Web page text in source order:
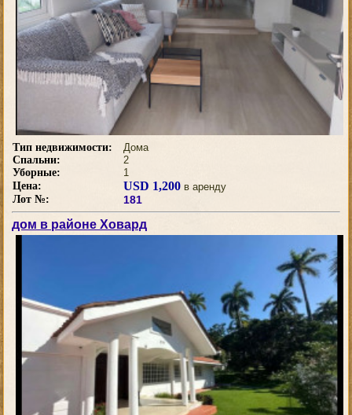
Тип недвижимости:
Дома
Спальни:
2
Уборные:
1
Цена:
USD 1,200 в аренду
Лот №:
181
дом в районе Ховард